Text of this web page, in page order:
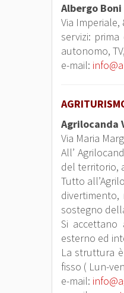
Albergo Boni
Via
servizi:
autonomo,
e-mail:
Agrilocanda
Via Maria
All’
del territorio,
Tutto
sostegno
Si accettano
esterno ed
La struttura
fisso ( Lun-
e-mail: